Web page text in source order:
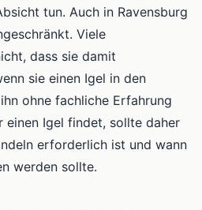
tun. Auch in Ravensburg
Viele
dass sie damit
sie einen Igel in den
ohne fachliche Erfahrung
einen Igel findet, sollte daher
erforderlich ist und wann
werden sollte.